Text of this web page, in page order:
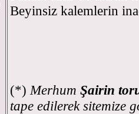
Beyinsiz kalemlerin
(*) Merhum Şairin
tape edilerek sitemize